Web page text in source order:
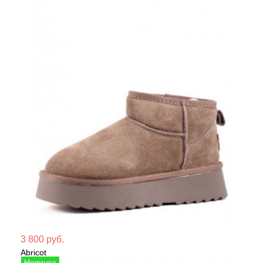
3 800 руб.
Abricot